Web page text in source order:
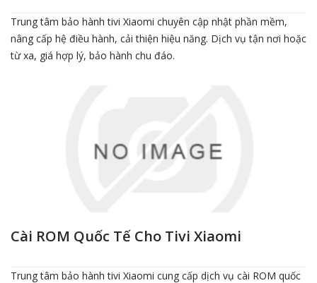
Trung tâm bảo hành tivi Xiaomi chuyên cập nhật phần mềm,
nâng cấp hệ điều hành, cải thiện hiệu năng. Dịch vụ tận nơi hoặc
từ xa, giá hợp lý, bảo hành chu đáo.
Cài ROM Quốc Tế Cho Tivi Xiaomi
Trung tâm bảo hành tivi Xiaomi cung cấp dịch vụ cài ROM quốc